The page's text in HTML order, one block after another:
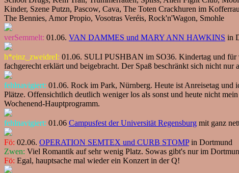
Kinder, Szene Putzn, Pascow, Cava, The Toten Crackhuren im
The Bennies, Amor Propio, Vosotras Veréis, Rock'n'Wagon, Smohle
verSemmelt: 01.06. VAN DAMMES und MARY ANN HAWKINS in
h*einz_zweidreI: 01.06. SULI PUSHBAN im SO36. Kindertag und für
fachgerecht erklärt und beigebracht. Der Spaß beschränkt sich nicht nur
fehlnavigiert: 01.06. Rock im Park, Nürnberg. Heute ist Anreisetag und
Plätze. Offensichtlich deutlich weniger los als sonst und heute nicht
Wochenend-Hauptprogramm.
fehlnavigiert: 01.06 Campusfest der Universität Regensburg mit ganz
Fö: 02.06. OPERATION SEMTEX und CURB STOMPin Dortmund
Zwen: Viel Romantik auf sehr wenig Platz. Sowas gibt's nur im
Fö: Egal, hauptsache mal wieder ein Konzert in der Q!